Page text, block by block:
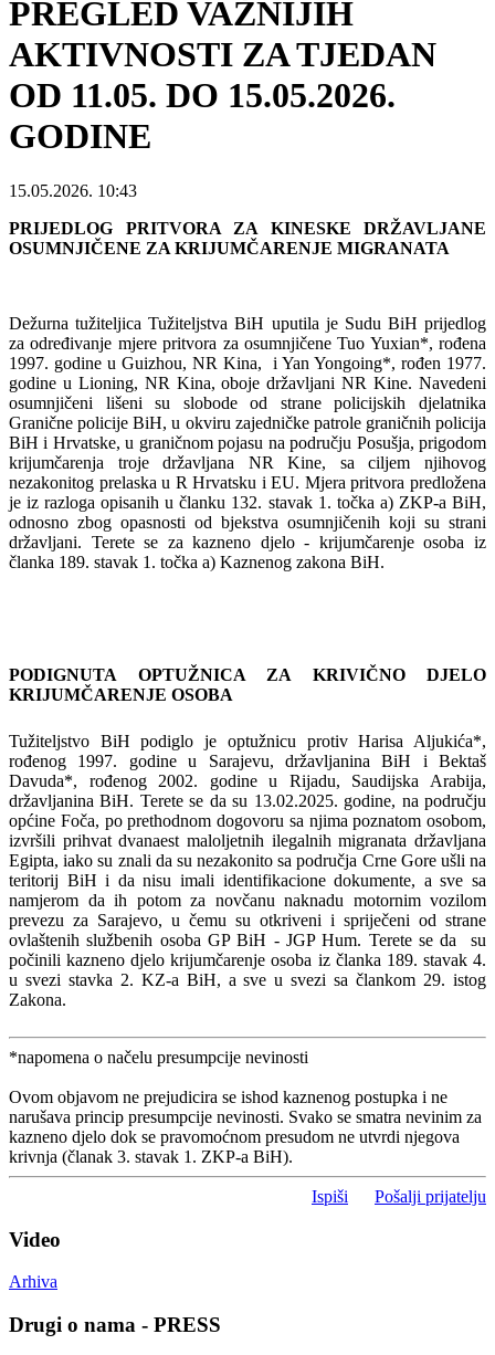
PREGLED VAŽNIJIH
AKTIVNOSTI ZA TJEDAN
OD 11.05. DO 15.05.2026.
GODINE
15.05.2026. 10:43
PRIJEDLOG PRITVORA ZA KINESKE DRŽAVLJANE
OSUMNJIČENE ZA KRIJUMČARENJE MIGRANATA
Dežurna tužiteljica Tužiteljstva BiH uputila je Sudu BiH prijedlog
za određivanje mjere pritvora za osumnjičene Tuo Yuxian*, rođena
1997. godine u Guizhou, NR Kina, i Yan Yongoing*, rođen 1977.
godine u Lioning, NR Kina, oboje državljani NR Kine. Navedeni
osumnjičeni lišeni su slobode od strane policijskih djelatnika
Granične policije BiH, u okviru zajedničke patrole graničnih policija
BiH i Hrvatske, u graničnom pojasu na području Posušja, prigodom
krijumčarenja troje državljana NR Kine, sa ciljem njihovog
nezakonitog prelaska u R Hrvatsku i EU. Mjera pritvora predložena
je iz razloga opisanih u članku 132. stavak 1. točka a) ZKP-a BiH,
odnosno zbog opasnosti od bjekstva osumnjičenih koji su strani
državljani. Terete se za kazneno djelo - krijumčarenje osoba iz
članka 189. stavak 1. točka a) Kaznenog zakona BiH.
PODIGNUTA OPTUŽNICA ZA KRIVIČNO DJELO
KRIJUMČARENJE OSOBA
Tužiteljstvo BiH podiglo je optužnicu protiv Harisa Aljukića*,
rođenog 1997. godine u Sarajevu, državljanina BiH i Bektaš
Davuda*, rođenog 2002. godine u Rijadu, Saudijska Arabija,
državljanina BiH. Terete se da su 13.02.2025. godine, na području
općine Foča, po prethodnom dogovoru sa njima poznatom osobom,
izvršili prihvat dvanaest maloljetnih ilegalnih migranata državljana
Egipta, iako su znali da su nezakonito sa područja Crne Gore ušli na
teritorij BiH i da nisu imali identifikacione dokumente, a sve sa
namjerom da ih potom za novčanu naknadu motornim vozilom
prevezu za Sarajevo, u čemu su otkriveni i spriječeni od strane
ovlaštenih službenih osoba GP BiH - JGP Hum. Terete se da su
počinili kazneno djelo krijumčarenje osoba iz članka 189. stavak 4.
u svezi stavka 2. KZ-a BiH, a sve u svezi sa člankom 29. istog
Zakona.
*napomena o načelu presumpcije nevinosti
Ovom objavom ne prejudicira se ishod kaznenog postupka i ne
narušava princip presumpcije nevinosti. Svako se smatra nevinim za
kazneno djelo dok se pravomoćnom presudom ne utvrdi njegova
krivnja (članak 3. stavak 1. ZKP-a BiH).
Ispiši Pošalji prijatelju
Video
Arhiva
Drugi o nama - PRESS